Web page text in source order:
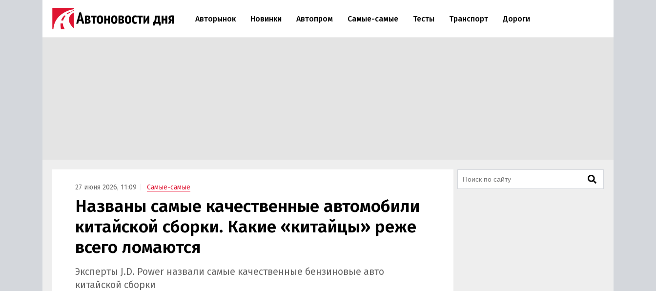
Авторынок Новинки Автопром Самые-самые Тесты Транспорт Дороги
27 июня 2026, 11:09 Самые-самые
Названы самые качественные автомобили
китайской сборки. Какие «китайцы» реже
всего ломаются
Эксперты J.D. Power назвали самые качественные бензиновые авто
китайской сборки